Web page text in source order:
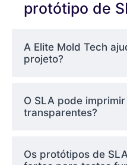
acabamento de
impressão 3D, a SLA
resolução de
protótipo de
A Elite Mold Tech
projeto?
O SLA pode
transparentes?
Os protótipos de